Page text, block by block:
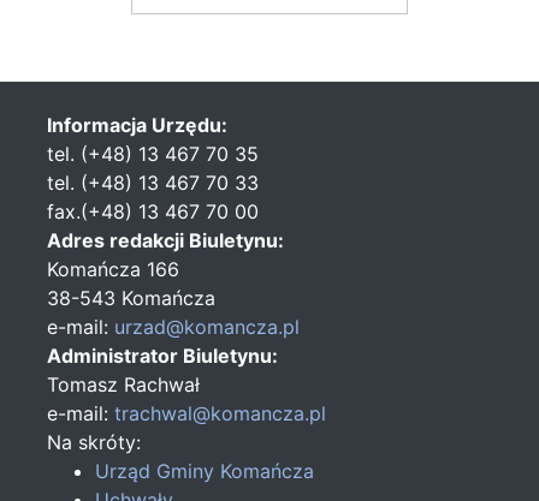
Informacja Urzędu:
tel. (+48) 13 467 70 35
tel. (+48) 13 467 70 33
fax.(+48) 13 467 70 00
Adres redakcji Biuletynu:
Komańcza 166
38-543 Komańcza
e-mail: urzad@komancza.pl
Administrator Biuletynu:
Tomasz Rachwał
e-mail: trachwal@komancza.pl
Na skróty:
Urząd Gminy Komańcza